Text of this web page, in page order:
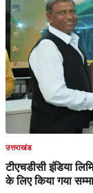
उत्तराखंड
टीएचडीसी इंडिया
के लिए किया गया